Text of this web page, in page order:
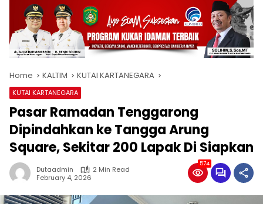
Home KALTIM KUTAI KARTANEGARA
KUTAI KARTANEGARA
Pasar Ramadan Tenggarong
Dipindahkan ke Tangga Arung
Square, Sekitar 200 Lapak Di Siapkan
Dutaadmin
2 Min Read
February 4, 2026
574